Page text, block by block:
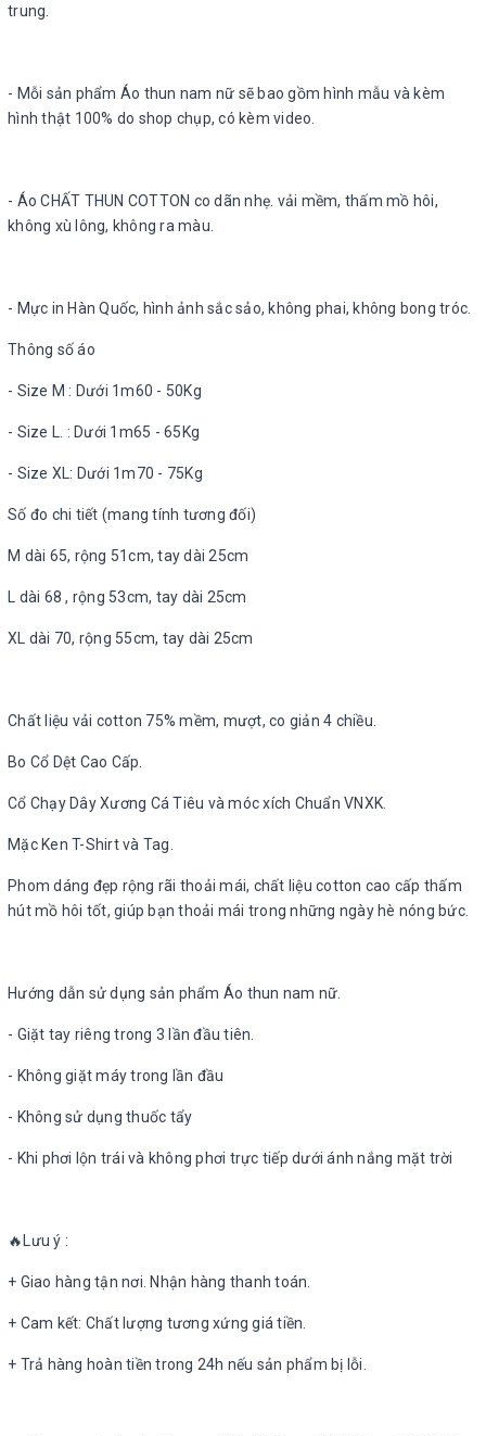
trung.
- Mỗi sản phẩm Áo thun nam nữ sẽ bao gồm hình mẫu và kèm
hình thật 100% do shop chụp, có kèm video.
- Áo CHẤT THUN COTTON co dãn nhẹ. vải mềm, thấm mồ hôi,
không xù lông, không ra màu.
- Mực in Hàn Quốc, hình ảnh sắc sảo, không phai, không bong tróc.
Thông số áo
- Size M : Dưới 1m60 - 50Kg
- Size L. : Dưới 1m65 - 65Kg
- Size XL: Dưới 1m70 - 75Kg
Số đo chi tiết (mang tính tương đối)
M dài 65, rộng 51cm, tay dài 25cm
L dài 68 , rộng 53cm, tay dài 25cm
XL dài 70, rộng 55cm, tay dài 25cm
Chất liệu vải cotton 75% mềm, mượt, co giản 4 chiều.
Bo Cổ Dệt Cao Cấp.
Cổ Chạy Dây Xương Cá Tiêu và móc xích Chuẩn VNXK.
Mặc Ken T-Shirt và Tag.
Phom dáng đẹp rộng rãi thoải mái, chất liệu cotton cao cấp thấm
hút mồ hôi tốt, giúp bạn thoải mái trong những ngày hè nóng bức.
Hướng dẫn sử dụng sản phẩm Áo thun nam nữ.
- Giặt tay riêng trong 3 lần đầu tiên.
- Không giặt máy trong lần đầu
- Không sử dụng thuốc tẩy
- Khi phơi lộn trái và không phơi trực tiếp dưới ánh nắng mặt trời
🔥Lưu ý :
+ Giao hàng tận nơi. Nhận hàng thanh toán.
+ Cam kết: Chất lượng tương xứng giá tiền.
+ Trả hàng hoàn tiền trong 24h nếu sản phẩm bị lỗi.